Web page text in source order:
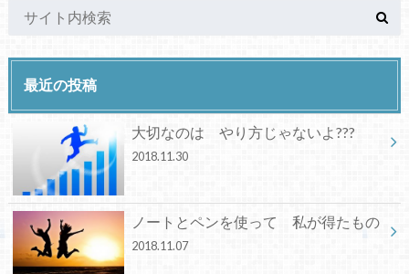
最近の投稿
大切なのは やり方じゃないよ???
2018.11.30
ノートとペンを使って 私が得たもの
2018.11.07